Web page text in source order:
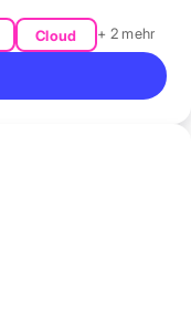
Cloud + 2 mehr